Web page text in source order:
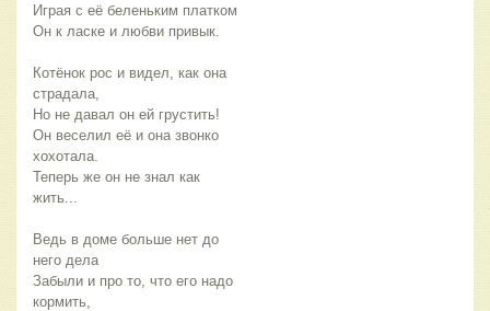
Играя с её беленьким платком
Он к ласке и любви привык.
Котёнок рос и видел, как она
страдала,
Но не давал он ей грустить!
Он веселил её и она звонко
хохотала.
Теперь же он не знал как
жить...
Ведь в доме больше нет до
него дела
Забыли и про то, что его надо
кормить,